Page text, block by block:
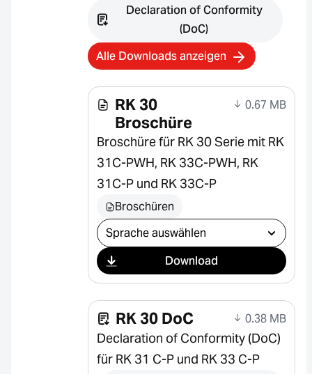
Declaration of Conformity
(DoC)
Alle Downloads anzeigen
RK 30
Broschüre
0.67 MB
Broschüre für RK 30 Serie mit RK
31C-PWH, RK 33C-PWH, RK
31C-P und RK 33C-P
Broschüren
Download auswählen
Download
RK 30 DoC 0.38 MB
Declaration of Conformity (DoC)
für RK 31 C-P und RK 33 C-P